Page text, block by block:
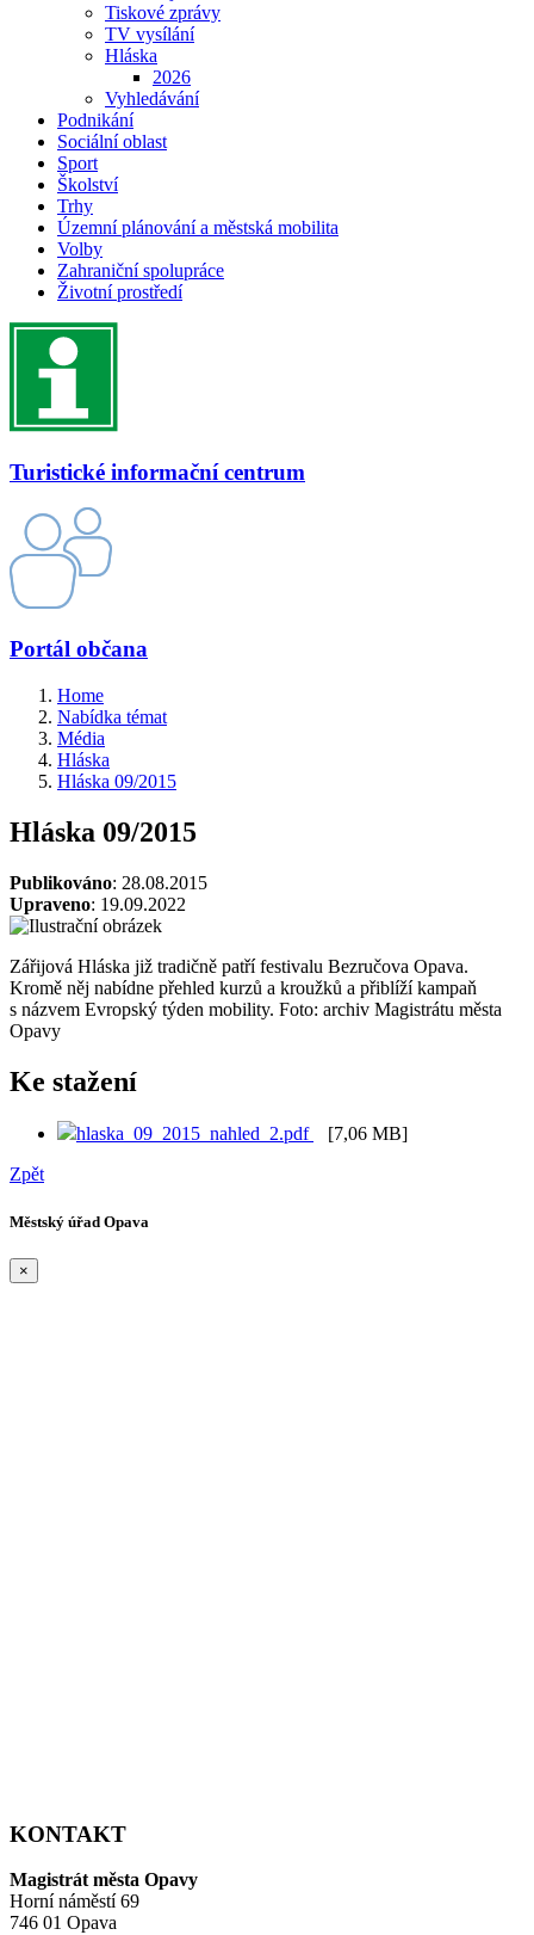
Tiskové zprávy
TV vysílání
Hláska
2026
Vyhledávání
Podnikání
Sociální oblast
Sport
Školství
Trhy
Územní plánování a městská mobilita
Volby
Zahraniční spolupráce
Životní prostředí
Turistické informační centrum
Portál občana
Home
Nabídka témat
Média
Hláska
Hláska 09/2015
Hláska 09/2015
Publikováno: 28.08.2015
Upraveno: 19.09.2022
Zářijová Hláska již tradičně patří festivalu Bezručova Opava.
Kromě něj nabídne přehled kurzů a kroužků a přiblíží kampaň
s názvem Evropský týden mobility. Foto: archiv Magistrátu města
Opavy
Ke stažení
hlaska_09_2015_nahled_2.pdf
[7,06 MB]
Zpět
Městský úřad Opava
×
KONTAKT
Magistrát města Opavy
Horní náměstí 69
746 01 Opava